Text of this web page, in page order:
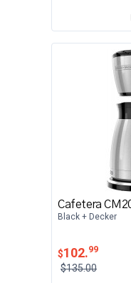
Cafetera
Black + Decker
$102.99
$135.00